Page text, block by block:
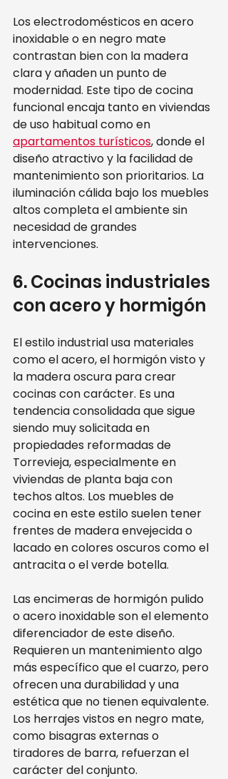
Los electrodomésticos en acero
inoxidable o en negro mate
contrastan bien con la madera
clara y añaden un punto de
modernidad. Este tipo de cocina
funcional encaja tanto en viviendas
de uso habitual como en
apartamentos turísticos, donde el
diseño atractivo y la facilidad de
mantenimiento son prioritarios. La
iluminación cálida bajo los muebles
altos completa el ambiente sin
necesidad de grandes
intervenciones.
6. Cocinas industriales
con acero y hormigón
El estilo industrial usa materiales
como el acero, el hormigón visto y
la madera oscura para crear
cocinas con carácter. Es una
tendencia consolidada que sigue
siendo muy solicitada en
propiedades reformadas de
Torrevieja, especialmente en
viviendas de planta baja con
techos altos. Los muebles de
cocina en este estilo suelen tener
frentes de madera envejecida o
lacado en colores oscuros como el
antracita o el verde botella.
Las encimeras de hormigón pulido
o acero inoxidable son el elemento
diferenciador de este diseño.
Requieren un mantenimiento algo
más específico que el cuarzo, pero
ofrecen una durabilidad y una
estética que no tienen equivalente.
Los herrajes vistos en negro mate,
como bisagras externas o
tiradores de barra, refuerzan el
carácter del conjunto.